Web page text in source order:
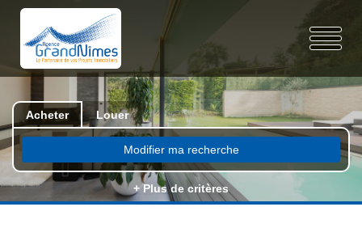
Acheter Louer
Modifier ma recherche
+ Plus de critères